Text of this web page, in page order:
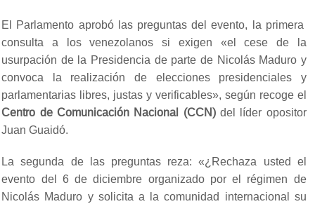
El Parlamento aprobó las preguntas del evento, la primera
consulta a los venezolanos si exigen «el cese de la
usurpación de la Presidencia de parte de Nicolás Maduro y
convoca la realización de elecciones presidenciales y
parlamentarias libres, justas y verificables», según recoge el
Centro de Comunicación Nacional (CCN)del líder opositor
Juan Guaidó.
La segunda de las preguntas reza: «¿Rechaza usted el
evento del 6 de diciembre organizado por el régimen de
Nicolás Maduro y solicita a la comunidad internacional su